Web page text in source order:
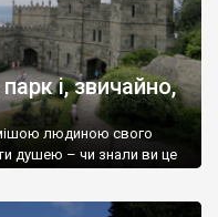
і, звичайно,
людиною свого
душею – чи знали ви це